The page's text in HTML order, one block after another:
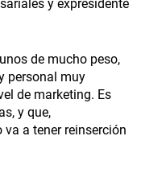
y expresidente
de mucho peso,
personal muy
de marketing. Es
y que,
a tener reinserción